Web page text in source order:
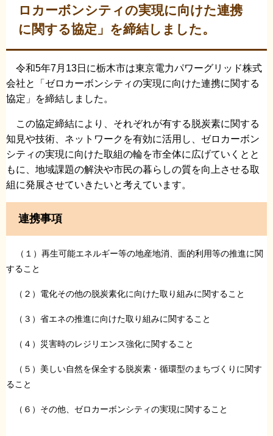
ロカーボンシティの実現に向けた連携
に関する協定」を締結しました。
令和5年7月13日に栃木市は東京電力パワーグリッド株式
会社と「ゼロカーボンシティの実現に向けた連携に関する
協定」を締結しました。
この協定締結により、それぞれが有する脱炭素に関する
知見や技術、ネットワークを有効に活用し、ゼロカーボン
シティの実現に向けた取組の輪を市全体に広げていくとと
もに、地域課題の解決や市民の暮らしの質を向上させる取
組に発展させていきたいと考えています。
連携事項
（１）再生可能エネルギー等の地産地消、面的利用等の推進に関
すること
（２）電化その他の脱炭素化に向けた取り組みに関すること
（３）省エネの推進に向けた取り組みに関すること
（４）災害時のレジリエンス強化に関すること
（５）美しい自然を保全する脱炭素・循環型のまちづくりに関す
ること
（６）その他、ゼロカーボンシティの実現に関すること